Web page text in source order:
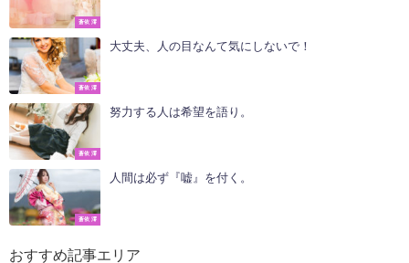
蒼依 澪
蒼依 澪
大丈夫、人の目なんて気にしないで！
蒼依 澪
努力する人は希望を語り。
蒼依 澪
人間は必ず『嘘』を付く。
おすすめ記事エリア